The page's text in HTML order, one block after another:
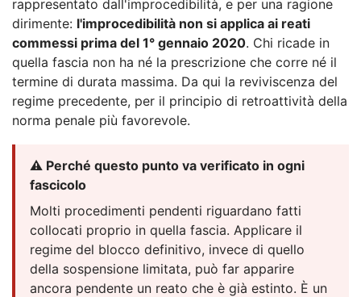
rappresentato dall'improcedibilità, e per una ragione
dirimente: l'improcedibilità non si applica ai reati
commessi prima del 1° gennaio 2020. Chi ricade in
quella fascia non ha né la prescrizione che corre né il
termine di durata massima. Da qui la reviviscenza del
regime precedente, per il principio di retroattività della
norma penale più favorevole.
⚠️ Perché questo punto va verificato in ogni
fascicolo
Molti procedimenti pendenti riguardano fatti
collocati proprio in quella fascia. Applicare il
regime del blocco definitivo, invece di quello
della sospensione limitata, può far apparire
ancora pendente un reato che è già estinto. È un